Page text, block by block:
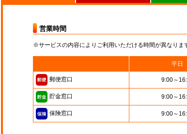
営業時間
※サービスの内容によりご利用いただける時間が異なりま
平日
郵便窓口 9:00～
貯金窓口 9:00～
保険窓口 9:00～